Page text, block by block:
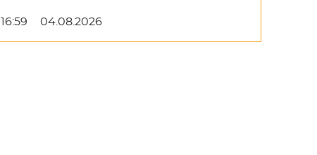
16:59 04.08.2026